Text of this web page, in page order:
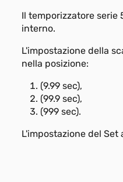
Il temporizzatore serie
interno.
L'impostazione della
nella posizione:
(9.99 sec),
(99.9 sec),
(999 sec).
L'impostazione del